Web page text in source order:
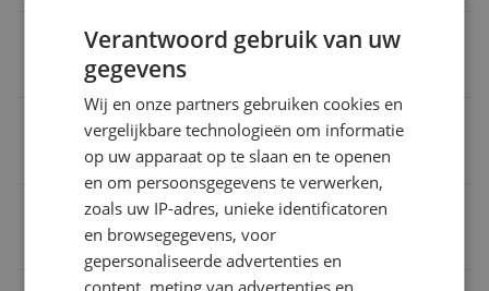
Inhoud waterreservoir
8720389004599
Verantwoord gebruik van uw
gegevens
Wij en onze partners gebruiken cookies en
vergelijkbare technologieën om informatie
op uw apparaat op te slaan en te openen
en om persoonsgegevens te verwerken,
zoals uw IP-adres, unieke identificatoren
en browsegegevens, voor
gepersonaliseerde advertenties en
content, meting van advertenties en